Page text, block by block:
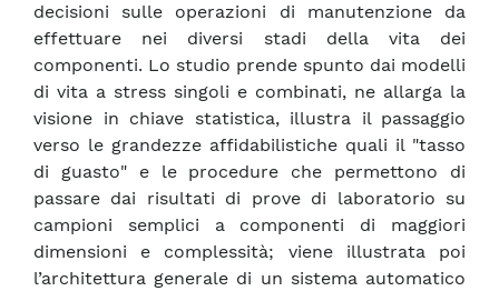
decisioni sulle operazioni di manutenzione da
effettuare nei diversi stadi della vita dei
componenti. Lo studio prende spunto dai modelli
di vita a stress singoli e combinati, ne allarga la
visione in chiave statistica, illustra il passaggio
verso le grandezze affidabilistiche quali il "tasso
di guasto" e le procedure che permettono di
passare dai risultati di prove di laboratorio su
campioni semplici a componenti di maggiori
dimensioni e complessità; viene illustrata poi
l’architettura generale di un sistema automatico